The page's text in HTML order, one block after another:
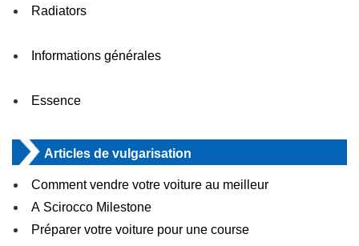
Radiators
Informations générales
Essence
Articles de vulgarisation
Comment vendre votre voiture au meilleur
A Scirocco Milestone
Préparer votre voiture pour une course